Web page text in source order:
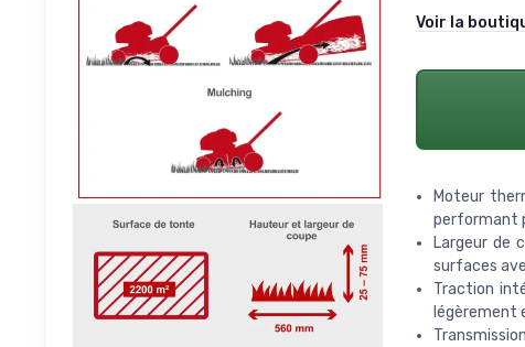
Voir la
Moteur
performant
Largeur de
surfaces
Traction
légèrement